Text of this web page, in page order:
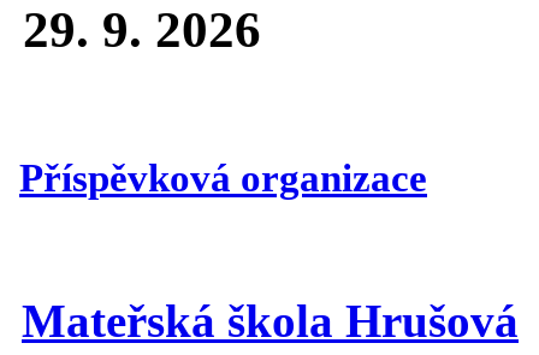
29. 9. 2026
Příspěvková organizace
Mateřská škola Hrušová